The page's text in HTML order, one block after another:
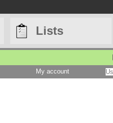
Lists
My account